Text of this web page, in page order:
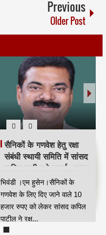
Previous
Older Post
सैनिकों के गणवेश हेतु रक्षा
संबंधी स्थायी समिति में सांसद
कपिल पाटील ने उठाई आवाज
भिवंडी ।एम हुसेन।सैनिकों के
गणवेश के लिए दिए जाने वाले 10
हजार रुपए को लेकर सांसद कपिल
पाटील ने रक्ष...